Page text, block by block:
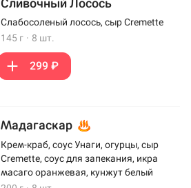
Сливочный Лосось
Слабосоленый лосось, сыр Cremette
145 г · 8 шт.
299 ₽
Мадагаскар
Крем-краб, соус Унаги, огурцы, сыр
Cremette, соус для запекания, икра
масаго оранжевая, кунжут белый